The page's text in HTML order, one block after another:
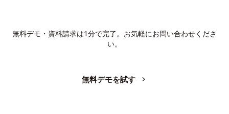
無料デモ・資料請求は1分で完了。お気軽にお問い合わせくださ
い。
無料デモを試す